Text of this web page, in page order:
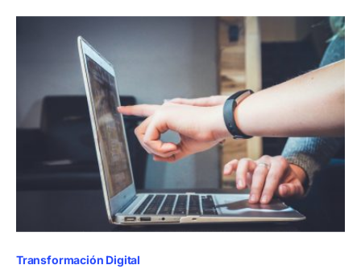
Transformación Digital